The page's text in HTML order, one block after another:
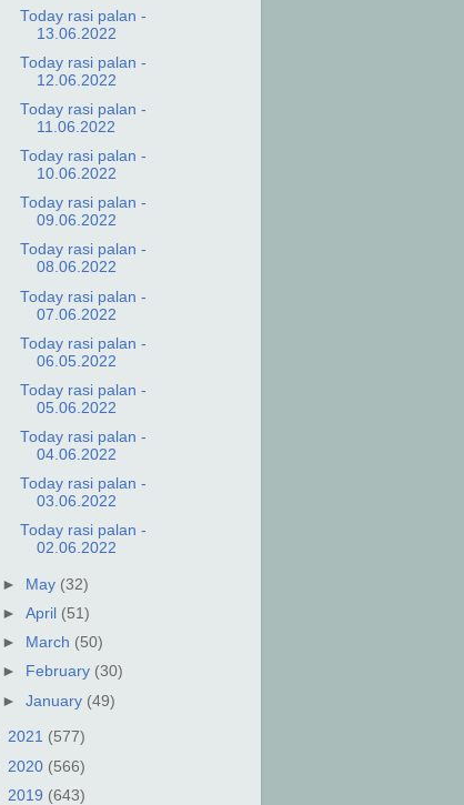
Today rasi palan -
13.06.2022
Today rasi palan -
12.06.2022
Today rasi palan -
11.06.2022
Today rasi palan -
10.06.2022
Today rasi palan -
09.06.2022
Today rasi palan -
08.06.2022
Today rasi palan -
07.06.2022
Today rasi palan -
06.05.2022
Today rasi palan -
05.06.2022
Today rasi palan -
04.06.2022
Today rasi palan -
03.06.2022
Today rasi palan -
02.06.2022
► May (32)
► April (51)
►
March (50)
►
February (30)
► January (49)
2021 (577)
2020 (566)
2019 (643)